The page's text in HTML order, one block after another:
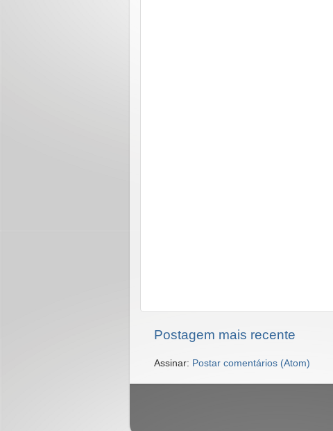
Postagem mais recente
Assinar: Postar comentários (Atom)